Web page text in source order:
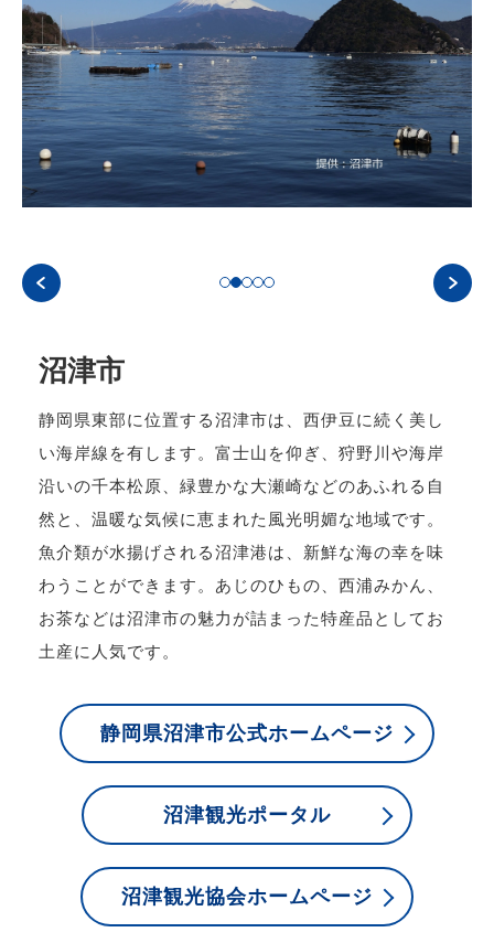
沼津市
静岡県東部に位置する沼津市は、西伊豆に続く美し
い海岸線を有します。富士山を仰ぎ、狩野川や海岸
沿いの千本松原、緑豊かな大瀬崎などのあふれる自
然と、温暖な気候に恵まれた風光明媚な地域です。
魚介類が水揚げされる沼津港は、新鮮な海の幸を味
わうことができます。あじのひもの、西浦みかん、
お茶などは沼津市の魅力が詰まった特産品としてお
土産に人気です。
静岡県沼津市公式ホームページ
沼津観光ポータル
沼津観光協会ホームページ